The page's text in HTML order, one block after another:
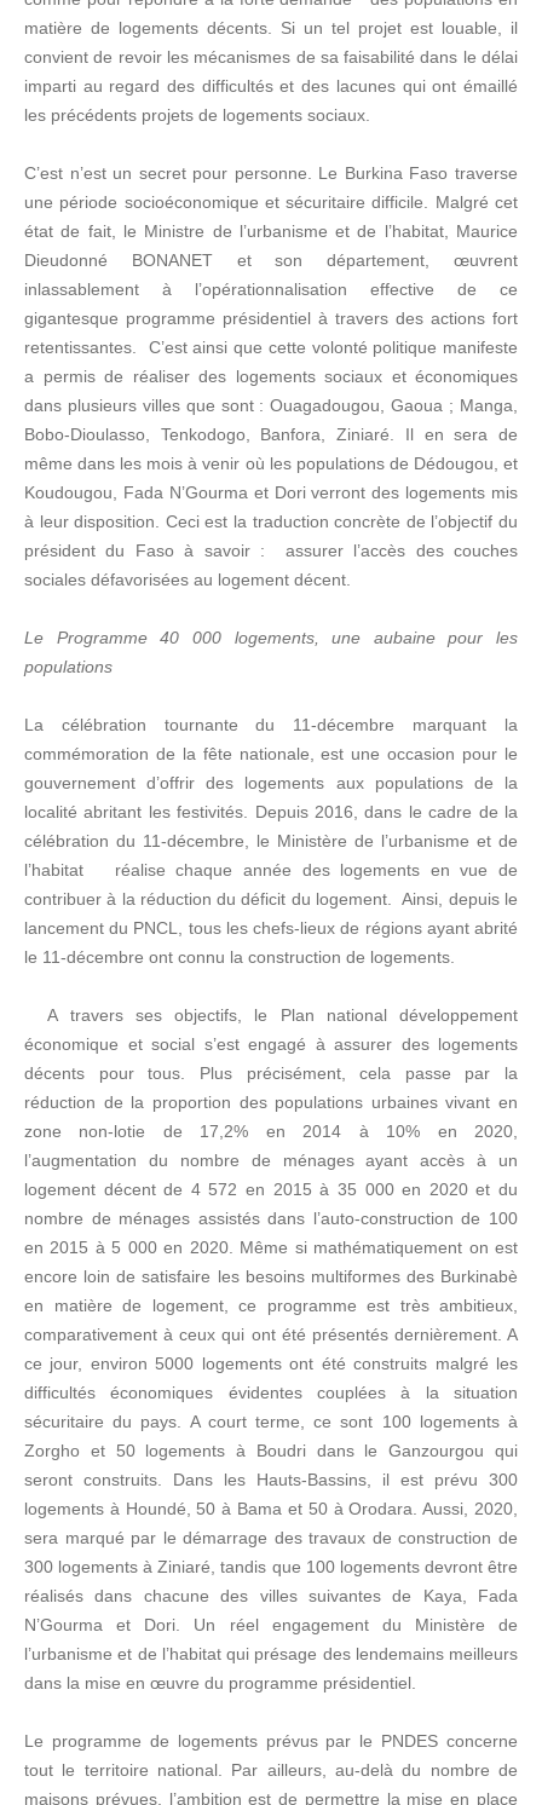
matière de logements décents. Si un tel projet est louable, il
convient de revoir les mécanismes de sa faisabilité dans le délai
imparti au regard des difficultés et des lacunes qui ont émaillé
les précédents projets de logements sociaux.
C’est n’est un secret pour personne. Le Burkina Faso traverse
une période socioéconomique et sécuritaire difficile. Malgré cet
état de fait, le Ministre de l’urbanisme et de l’habitat, Maurice
Dieudonné BONANET et son département, œuvrent
inlassablement à l’opérationnalisation effective de ce
gigantesque programme présidentiel à travers des actions fort
retentissantes. C’est ainsi que cette volonté politique manifeste
a permis de réaliser des logements sociaux et économiques
dans plusieurs villes que sont : Ouagadougou, Gaoua ; Manga,
Bobo-Dioulasso, Tenkodogo, Banfora, Ziniaré. Il en sera de
même dans les mois à venir où les populations de Dédougou, et
Koudougou, Fada N’Gourma et Dori verront des logements mis
à leur disposition. Ceci est la traduction concrète de l’objectif du
président du Faso à savoir : assurer l’accès des couches
sociales défavorisées au logement décent.
Le Programme 40 000 logements, une aubaine pour les
populations
La célébration tournante du 11-décembre marquant la
commémoration de la fête nationale, est une occasion pour le
gouvernement d’offrir des logements aux populations de la
localité abritant les festivités. Depuis 2016, dans le cadre de la
célébration du 11-décembre, le Ministère de l’urbanisme et de
l’habitat réalise chaque année des logements en vue de
contribuer à la réduction du déficit du logement. Ainsi, depuis le
lancement du PNCL, tous les chefs-lieux de régions ayant abrité
le 11-décembre ont connu la construction de logements.
A travers ses objectifs, le Plan national développement
économique et social s’est engagé à assurer des logements
décents pour tous. Plus précisément, cela passe par la
réduction de la proportion des populations urbaines vivant en
zone non-lotie de 17,2% en 2014 à 10% en 2020,
l’augmentation du nombre de ménages ayant accès à un
logement décent de 4 572 en 2015 à 35 000 en 2020 et du
nombre de ménages assistés dans l’auto-construction de 100
en 2015 à 5 000 en 2020. Même si mathématiquement on est
encore loin de satisfaire les besoins multiformes des Burkinabè
en matière de logement, ce programme est très ambitieux,
comparativement à ceux qui ont été présentés dernièrement. A
ce jour, environ 5000 logements ont été construits malgré les
difficultés économiques évidentes couplées à la situation
sécuritaire du pays. A court terme, ce sont 100 logements à
Zorgho et 50 logements à Boudri dans le Ganzourgou qui
seront construits. Dans les Hauts-Bassins, il est prévu 300
logements à Houndé, 50 à Bama et 50 à Orodara. Aussi, 2020,
sera marqué par le démarrage des travaux de construction de
300 logements à Ziniaré, tandis que 100 logements devront être
réalisés dans chacune des villes suivantes de Kaya, Fada
N’Gourma et Dori. Un réel engagement du Ministère de
l’urbanisme et de l’habitat qui présage des lendemains meilleurs
dans la mise en œuvre du programme présidentiel.
Le programme de logements prévus par le PNDES concerne
tout le territoire national. Par ailleurs, au-delà du nombre de
maisons prévues, l’ambition est de permettre la mise en place